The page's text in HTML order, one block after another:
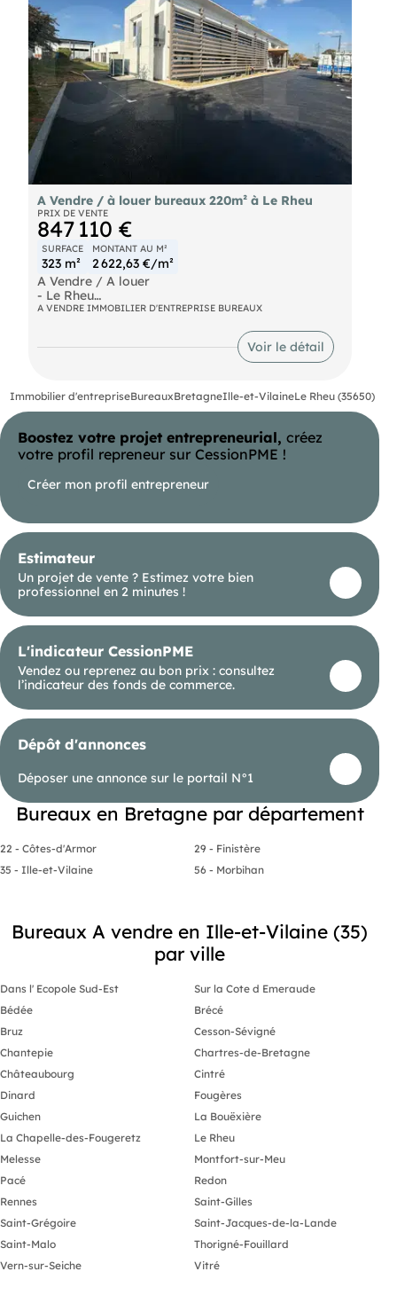
A Vendre / à louer bureaux 220m² à Le Rheu
PRIX DE VENTE
847 110 €
SURFACE
323 m²
MONTANT AU M²
2 622,63 €/m²
A Vendre / A louer
- Le Rheu
- Au sein d'un immeuble entièrement restructuré à
aménagée non cloisonnée climatisée. Terrasse
privative arborée de 40 m². 8 stationnements
Livraison 4-ème trimestre 2025
A VENDRE IMMOBILIER D'ENTREPRISE BUREAUX
Voir le détail
Immobilier d'entrepriseBureauxBretagneIlle-et-VilaineLe Rheu (35650)
Boostez votre projet entrepreneurial, créez
votre profil repreneur sur CessionPME !
Créer mon profil entrepreneur
Estimateur
Un projet de vente ? Estimez votre bien
professionnel en 2 minutes !
L'indicateur CessionPME
Vendez ou reprenez au bon prix : consultez
l’indicateur des fonds de commerce.
Dépôt d'annonces
Déposer une annonce sur le portail N°1
Bureaux en Bretagne par département
22 - Côtes-d'Armor
29 - Finistère
35 - Ille-et-Vilaine
56 - Morbihan
Bureaux A vendre en Ille-et-Vilaine (35)
par ville
Dans l' Ecopole Sud-Est
Sur la Cote d Emeraude
Bédée
Brécé
Bruz
Cesson-Sévigné
Chantepie
Chartres-de-Bretagne
Châteaubourg
Cintré
Dinard
Fougères
Guichen
La Bouëxière
La Chapelle-des-Fougeretz
Le Rheu
Melesse
Montfort-sur-Meu
Pacé
Redon
Rennes
Saint-Gilles
Saint-Grégoire
Saint-Jacques-de-la-Lande
Saint-Malo
Thorigné-Fouillard
Vern-sur-Seiche
Vitré